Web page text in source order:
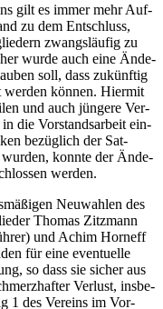
gilt es immer mehr Auf­
zu dem Ent­schluss,
zwangs­läu­fig zu
wur­de auch eine Ände­
soll, dass zukünf­tig
wer­den kön­nen. Hier­mit
und auch jün­ge­re Ver­
in die Vor­stands­ar­beit ein­
bezüg­lich der Sat­
wur­den, konn­te der Ände­
werden.
Neu­wah­len des
Tho­mas Zitz­mann
und Achim Horn­eff
für eine even­tu­el­le
so dass sie sicher aus
Ver­lust, ins­be­
1 des Ver­eins im Vor­